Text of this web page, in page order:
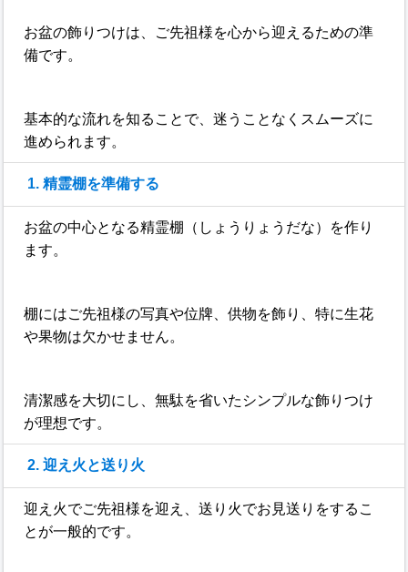
お盆の飾りつけは、ご先祖様を心から迎えるための準
備です。
基本的な流れを知ることで、迷うことなくスムーズに
進められます。
1. 精霊棚を準備する
お盆の中心となる精霊棚（しょうりょうだな）を作り
ます。
棚にはご先祖様の写真や位牌、供物を飾り、特に生花
や果物は欠かせません。
清潔感を大切にし、無駄を省いたシンプルな飾りつけ
が理想です。
2. 迎え火と送り火
迎え火でご先祖様を迎え、送り火でお見送りをするこ
とが一般的です。